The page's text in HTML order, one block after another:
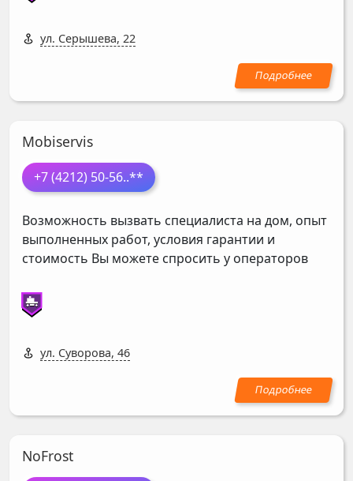
ул. Серышева, 22
Mobiservis
+7 (4212) 50-56..**
Возможность вызвать специалиста на дом, опыт
выполненных работ, условия гарантии и
стоимость Вы можете спросить у операторов
ул. Суворова, 46
NoFrost